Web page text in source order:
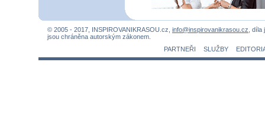
© 2005 - 2017, INSPIROVANIKRASOU.cz, info@inspirovanikrasou.cz ,
jsou chráněna autorským zákonem.
PARTNEŘI
SLUŽBY